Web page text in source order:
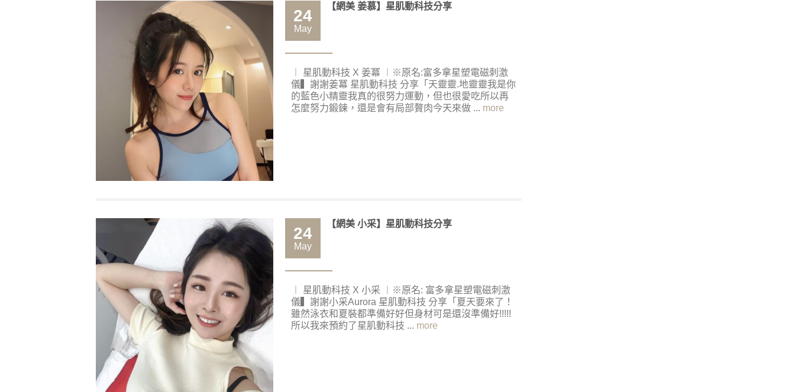
24
May
【網美 姜慕】星肌動科技分享
︱ 星肌動科技 X 姜冪 ︱※原名:富多拿星塑電磁刺激
儀▍謝謝姜冪 星肌動科技 分享「天靈靈.地靈靈我是你
的藍色小精靈我真的很努力運動，但也很愛吃所以再
怎麼努力鍛鍊，還是會有局部贅肉今天來做 ... more
24
May
【網美 小采】星肌動科技分享
︱ 星肌動科技 X 小采 ︱※原名: 富多拿星塑電磁刺激
儀▍謝謝小采Aurora 星肌動科技 分享「夏天要來了！
雖然泳衣和夏裝都準備好好但身材可是還沒準備好!!!!!
所以我來預約了星肌動科技 ... more